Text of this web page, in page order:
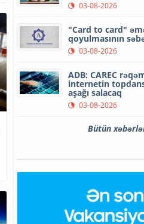
03-08-2026
"Card to card"
qoyulmasının
03-08-2026
ADB: CAREC
internetin
aşağı salacaq
03-08-2026
Bütün